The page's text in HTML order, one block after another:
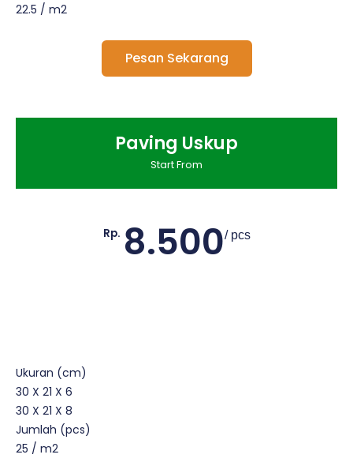
22.5 / m2
Pesan Sekarang
Paving Uskup
Start From
Rp. 8.500/ pcs
Ukuran (cm)
30 X 21 X 6
30 X 21 X 8
Jumlah (pcs)
25 / m2